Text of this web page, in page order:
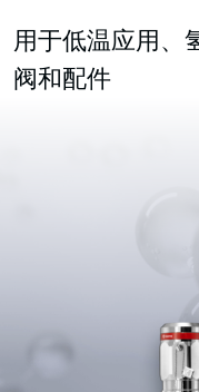
用于低温应用、
阀和配件